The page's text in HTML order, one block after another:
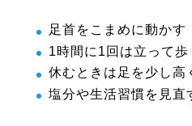
足首をこまめに動かす
1時間に1回は立って歩
休むときは足を少し高
塩分や生活習慣を見直